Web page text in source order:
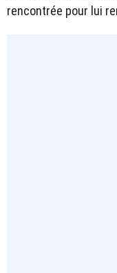
rencontrée pour lui